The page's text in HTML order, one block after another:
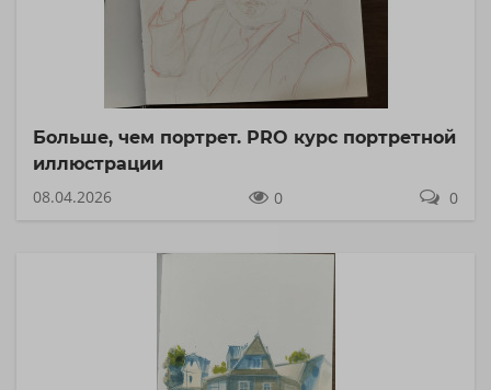
Больше, чем портрет. PRO курс портретной
иллюстрации
08.04.2026
0 0